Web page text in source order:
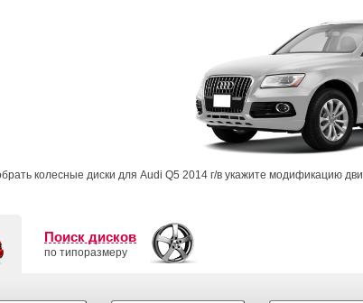
колесные диски для Audi Q5 2014 г/в укажите модификацию
Поиск дисков
по типоразмеру